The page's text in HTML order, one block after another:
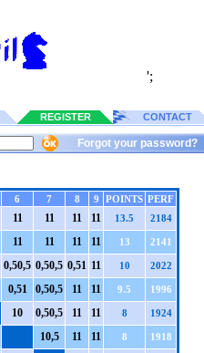
';
REGISTER CONTACT
Forgot your password?
6 7 8 9 POINTS PERF
11 11 11 11 13.5 2184
11 11 11 11 13 2141
0,50,5 0,50,5 0,51 11 10 2022
0,51 0,50,5 11 11 9.5 1996
10 0,50,5 11 11 8 1924
10,5 11 11 8 1918